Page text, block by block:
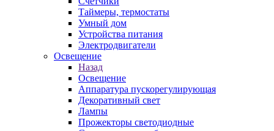
Таймеры, термостаты
Умный дом
Устройства питания
Электродвигатели
Освещение
Назад
Освещение
Аппаратура пускорегулирующая
Декоративный свет
Лампы
Прожекторы светодиодные